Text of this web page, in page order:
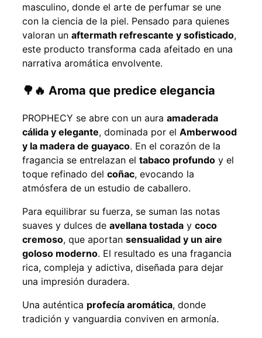
masculino, donde el arte de perfumar se une
con la ciencia de la piel. Pensado para quienes
valoran un aftermath refrescante y sofisticado,
este producto transforma cada afeitado en una
narrativa aromática envolvente.
🌳🔥 Aroma que predice elegancia
PROPHECY se abre con un aura amaderada
cálida y elegante, dominada por el Amberwood
y la madera de guayaco. En el corazón de la
fragancia se entrelazan el tabaco profundo y el
toque refinado del coñac, evocando la
atmósfera de un estudio de caballero.
Para equilibrar su fuerza, se suman las notas
suaves y dulces de avellana tostada y coco
cremoso, que aportan sensualidad y un aire
goloso moderno. El resultado es una fragancia
rica, compleja y adictiva, diseñada para dejar
una impresión duradera.
Una auténtica profecía aromática, donde
tradición y vanguardia conviven en armonía.